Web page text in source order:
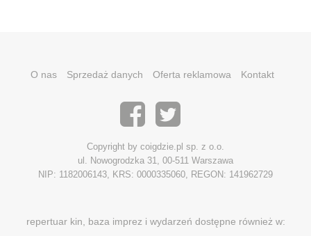
O nas Sprzedaż danych Oferta reklamowa Kontakt
Copyright by coigdzie.pl sp. z o.o.
ul. Nowogrodzka 31, 00-511 Warszawa
NIP: 1182006143, KRS: 0000335060, REGON: 141962729
repertuar kin, baza imprez i wydarzeń dostępne również w: